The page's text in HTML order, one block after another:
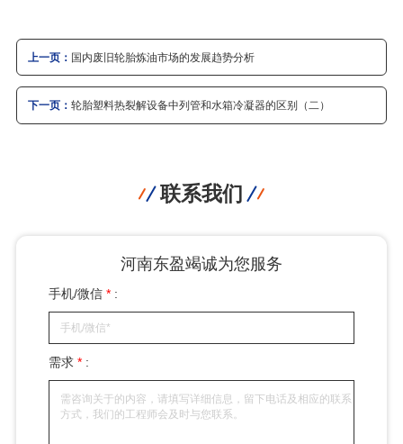
上一页： 国内废旧轮胎炼油市场的发展趋势分析
下一页： 轮胎塑料热裂解设备中列管和水箱冷凝器的区别（二）
联系我们
河南东盈竭诚为您服务
手机/微信* :
需求* :